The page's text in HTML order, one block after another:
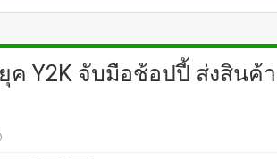
ยุค Y2K จับมือช้อปปี้ ส่งสินค้